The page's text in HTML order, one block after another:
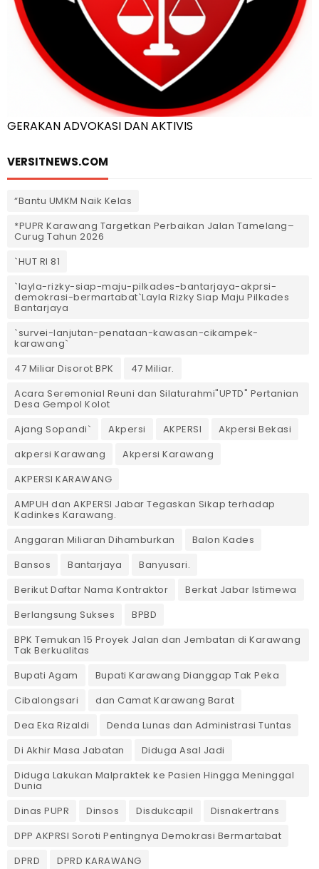
GERAKAN ADVOKASI DAN AKTIVIS
VERSITNEWS.COM
“Bantu UMKM Naik Kelas
*PUPR Karawang Targetkan Perbaikan Jalan Tamelang–
Curug Tahun 2026
`HUT RI 81
`layla-rizky-siap-maju-pilkades-bantarjaya-akprsi-
demokrasi-bermartabat`Layla Rizky Siap Maju Pilkades
Bantarjaya
`survei-lanjutan-penataan-kawasan-cikampek-
karawang`
47 Miliar Disorot BPK
47 Miliar.
Acara Seremonial Reuni dan Silaturahmi"UPTD" Pertanian
Desa Gempol Kolot
Ajang Sopandi`
Akpersi AKPERSI
Akpersi Bekasi
akpersi Karawang
Akpersi Karawang
AKPERSI KARAWANG
AMPUH dan AKPERSI Jabar Tegaskan Sikap terhadap
Kadinkes Karawang.
Anggaran Miliaran Dihamburkan
Balon Kades
Bansos
Bantarjaya
Banyusari.
Berikut Daftar Nama Kontraktor
Berkat Jabar Istimewa
Berlangsung Sukses
BPBD
BPK Temukan 15 Proyek Jalan dan Jembatan di Karawang
Tak Berkualitas
Bupati Agam
Bupati Karawang Dianggap Tak Peka
Cibalongsari
dan Camat Karawang Barat
Dea Eka Rizaldi
Denda Lunas dan Administrasi Tuntas
‎Di Akhir Masa Jabatan
Diduga Asal Jadi
Diduga Lakukan Malpraktek ke Pasien Hingga Meninggal
Dunia
Dinas PUPR
Dinsos Disdukcapil
Disnakertrans
DPP AKPRSI Soroti Pentingnya Demokrasi Bermartabat
DPRD
DPRD KARAWANG